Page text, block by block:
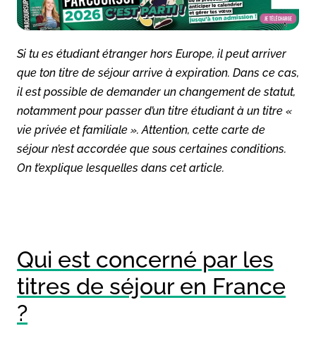
Si tu es étudiant étranger hors Europe, il peut arriver
que ton titre de séjour arrive à expiration. Dans ce cas,
il est possible de demander un changement de statut,
notamment pour passer d’un titre étudiant à un titre «
vie privée et familiale ». Attention, cette carte de
séjour n’est accordée que sous certaines conditions.
On t’explique lesquelles dans cet article.
Qui est concerné par les
titres de séjour en France
?